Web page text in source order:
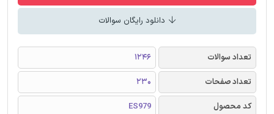
دانلود رایگان سوالات
تعداد سوالات
1246
تعداد صفحات
230
کد محصول
ES979